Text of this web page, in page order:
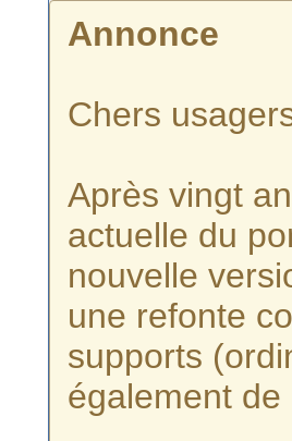
Annonce
Chers
Après vingt
actuelle du
nouvelle
une refonte
supports
également